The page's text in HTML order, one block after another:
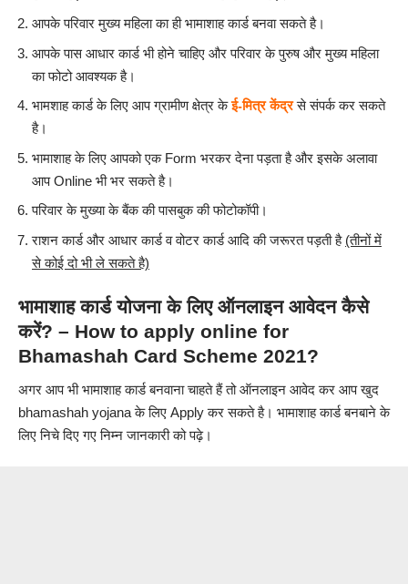
आपके परिवार मुख्य महिला का ही भामाशाह कार्ड बनवा सकते है।
आपके पास आधार कार्ड भी होने चाहिए और परिवार के पुरुष और मुख्य महिला
का फोटो आवश्यक है।
भामशाह कार्ड के लिए आप ग्रामीण क्षेत्र केई-मित्रकेंद्रसे संपर्क कर सकते
है।
भामाशाह के लिए आपको एक Form भरकर देना पड़ता है और इसके अलावा
आप Online भीभरसकते है।
परिवार के मुख्या के बैंक की पासबुक की फोटोकॉपी।
राशन कार्ड और आधार कार्ड व वोटर कार्ड आदि की जरूरत पड़ती है (तीनों में
से कोई दो भी ले सकते है)
भामाशाह कार्ड योजना के लिए ऑनलाइन आवेदन कैसे
करें? – How to apply online for
Bhamashah Card Scheme 2021?
अगर आप भी भामाशाह कार्ड बनवाना चाहते हैं तो ऑनलाइन आवेद कर आप खुद
bhamashah yojana के लिए Apply कर सकते है। भामाशाह कार्ड बनबाने के
लिए निचे दिए गए निम्न जानकारी को पढ़े।